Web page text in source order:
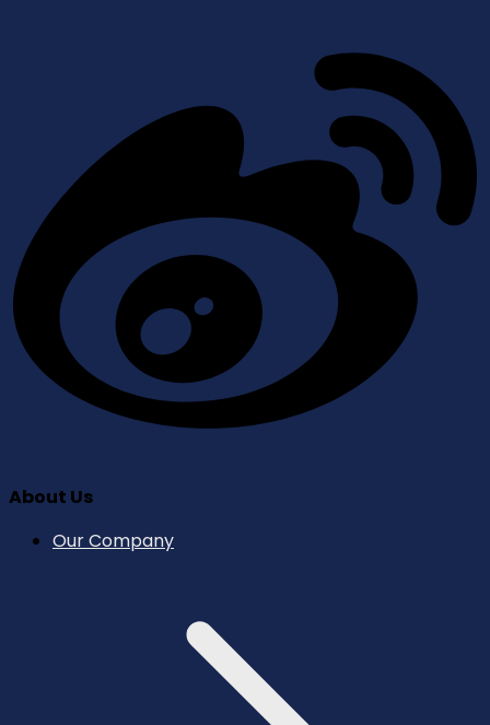
About Us
Our Company